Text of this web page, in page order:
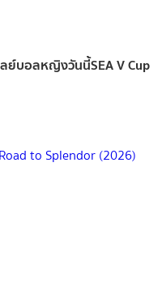
ย์บอลหญิงวันนี้SEA V Cup